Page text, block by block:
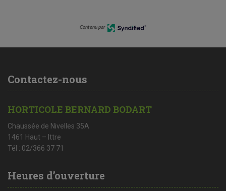
Contenu par
Contactez-nous
HORTICOLE BERNARD BODART
Chaussée de Nivelles 35A
1461 Haut – Ittre
Tél : 02/366 37 71
Heures d’ouverture